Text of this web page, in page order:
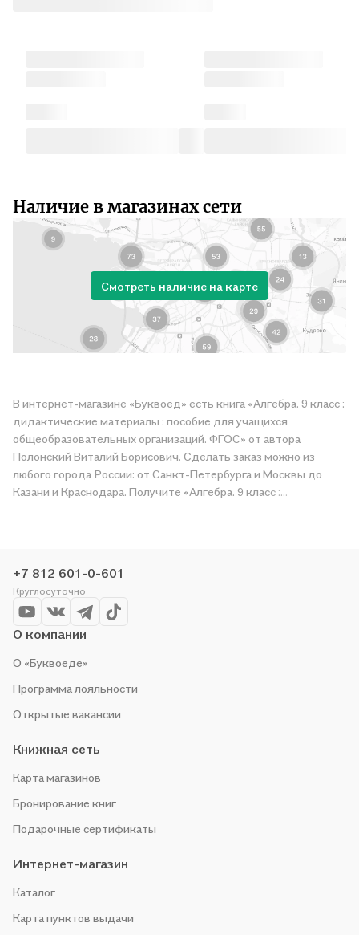
Наличие в магазинах сети
Смотреть наличие на карте
В интернет-магазине «Буквоед» есть книга «Алгебра. 9 класс :
дидактические материалы : пособие для учащихся
общеобразовательных организаций. ФГОС» от автора
Полонский Виталий Борисович. Сделать заказ можно из
любого города России: от Санкт-Петербурга и Москвы до
Казани и Краснодара. Получите «Алгебра. 9 класс :
по приятной цене. Например, организуем конкурсы и
проводим акции. Оставайтесь с нами, чтобы не упустить
выгоду!
+7 812 601-0-601
Круглосуточно
О компании
О «Буквоеде»
Программа лояльности
Открытые вакансии
Книжная сеть
Карта магазинов
Бронирование книг
Подарочные сертификаты
Интернет-магазин
Каталог
Карта пунктов выдачи